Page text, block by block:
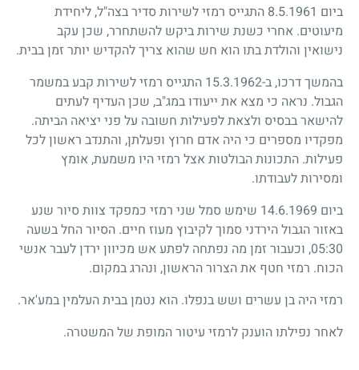
ביום 8.5.1961 התגייס רמזי לשירות סדיר בצה"ל, ליחידת
מיעוטים. אחרי כשנת שירות ביקש להשתחרר, שכן עקב
נישואין והולדת בתו הוא חש שהוא צריך להקדיש יותר זמן בבית.
בהמשך דרכו, ב-15.3.1962 התגייס רמזי לשירות קבע במשמר
הגבול. נראה כי מצא את ייעודו במג"ב, שכן העדיף לעתים
להישאר בבסיס ולצאת לפעילות חשובה על פני יציאה הביתה.
מפקדיו מספרים כי היה אדם חרוץ ופעלתן, והתנדב ראשון לכל
פעילות. התכונות הבולטות אצל רמזי היו משמעת, אומץ
ומסירות לעבודתו.
ביום 14.6.1969 שימש סמל שני רמזי כמפקד צוות סיור שנע
באזור הגבול הירדני סמוך לקיבוץ מעוז חיים. הסיור החל בשעה
05:30, וכעבור זמן מה נפתחה לפתע אש מכיוון ירדן לעבר אנשי
הכוח. רמזי חטף את הצרור הראשון, ונהרג במקום.
רמזי היה בן עשרים ושש בנפלו. הוא נטמן בבית העלמין במע'אר.
לאחר נפילתו הוענק לרמזי עיטור המופת של המשטרה.